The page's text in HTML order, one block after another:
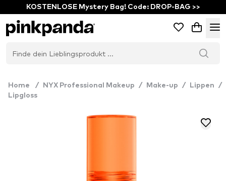
KOSTENLOSE Mystery Bag! Code: DROP-BAG >>
Home / NYX Professional Makeup / Make-up / Lippen
/
Lipgloss